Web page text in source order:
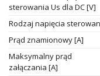
sterowania Us dla DC [V]
Rodzaj napięcia
Prąd znamionowy [A]
Maksymalny prąd
załączania [A]